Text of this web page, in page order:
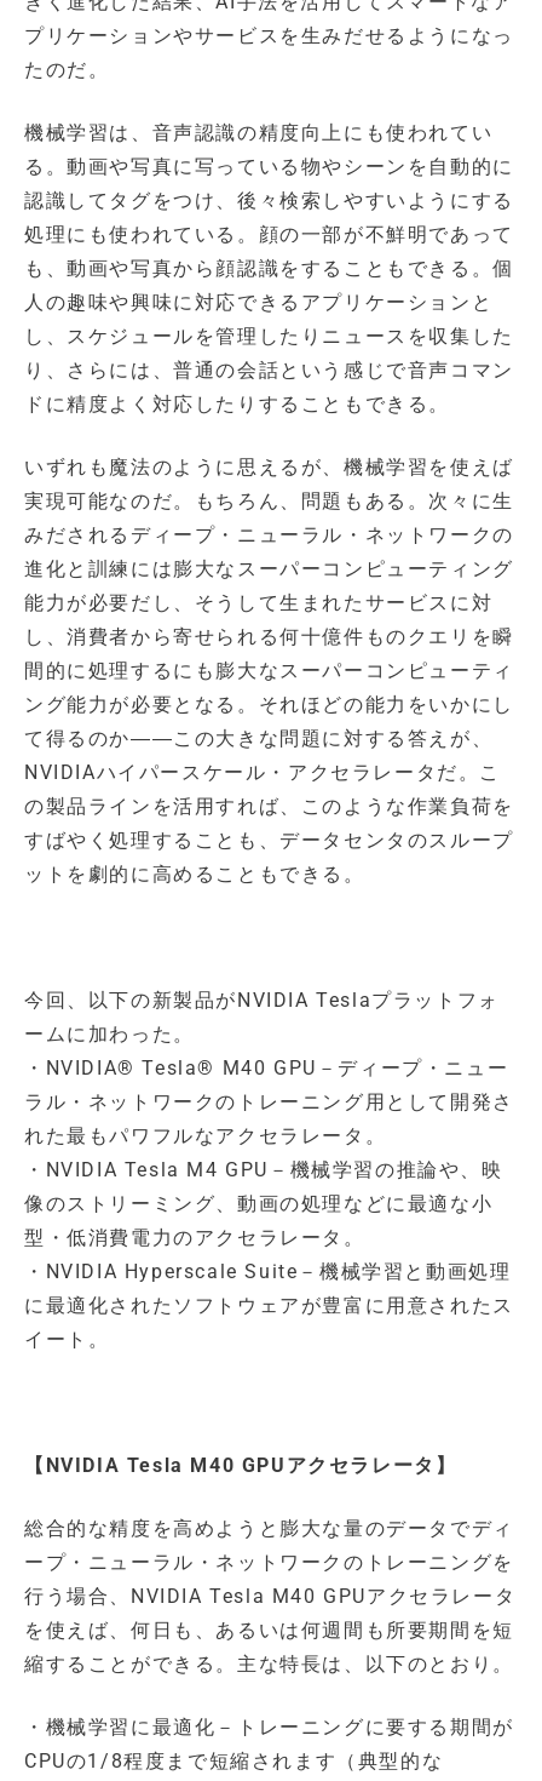
プリケーションやサービスを生みだせるようになっ
たのだ。
機械学習は、音声認識の精度向上にも使われてい
る。動画や写真に写っている物やシーンを自動的に
認識してタグをつけ、後々検索しやすいようにする
処理にも使われている。顔の一部が不鮮明であって
も、動画や写真から顔認識をすることもできる。個
人の趣味や興味に対応できるアプリケーションと
し、スケジュールを管理したりニュースを収集した
り、さらには、普通の会話という感じで音声コマン
ドに精度よく対応したりすることもできる。
いずれも魔法のように思えるが、機械学習を使えば
実現可能なのだ。もちろん、問題もある。次々に生
みだされるディープ・ニューラル・ネットワークの
進化と訓練には膨大なスーパーコンピューティング
能力が必要だし、そうして生まれたサービスに対
し、消費者から寄せられる何十億件ものクエリを瞬
間的に処理するにも膨大なスーパーコンピューティ
ング能力が必要となる。それほどの能力をいかにし
て得るのか――この大きな問題に対する答えが、
NVIDIAハイパースケール・アクセラレータだ。こ
の製品ラインを活用すれば、このような作業負荷を
すばやく処理することも、データセンタのスループ
ットを劇的に高めることもできる。
今回、以下の新製品がNVIDIA Teslaプラットフォ
ームに加わった。
・NVIDIA® Tesla® M40 GPU－ディープ・ニュー
ラル・ネットワークのトレーニング用として開発さ
れた最もパワフルなアクセラレータ。
・NVIDIA Tesla M4 GPU－機械学習の推論や、映
像のストリーミング、動画の処理などに最適な小
型・低消費電力のアクセラレータ。
・NVIDIA Hyperscale Suite－機械学習と動画処理
に最適化されたソフトウェアが豊富に用意されたス
イート。
【NVIDIA Tesla M40 GPUアクセラレータ】
総合的な精度を高めようと膨大な量のデータでディ
ープ・ニューラル・ネットワークのトレーニングを
行う場合、NVIDIA Tesla M40 GPUアクセラレータ
を使えば、何日も、あるいは何週間も所要期間を短
縮することができる。主な特長は、以下のとおり。
・機械学習に最適化－トレーニングに要する期間が
CPUの1/8程度まで短縮されます（典型的な